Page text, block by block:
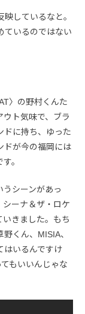
しているなと。
ているのではない
〉の野村くんた
ト気味で、ブラ
ドに持ち、ゆった
ドが今の福岡には
。
うシーンがあっ
シーナ＆ザ・ロケ
きました。もち
くん、MISIA、
はいるんですけ
もいいんじゃな